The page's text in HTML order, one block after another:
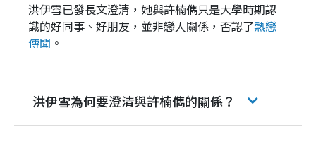
洪伊雪已發長文澄清，她與許楠儁只是大學時期認
識的好同事、好朋友，並非戀人關係，否認了熱戀
傳聞 。
洪伊雪為何要澄清與許楠儁的關係？